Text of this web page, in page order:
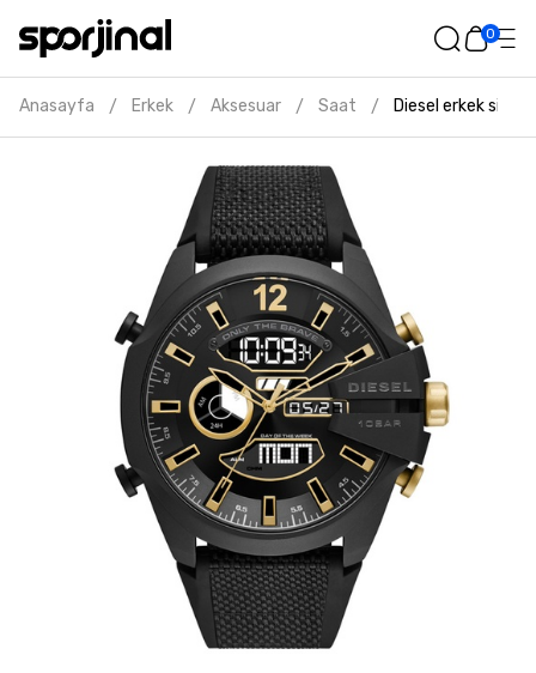
0
Anasayfa / Erkek / Aksesuar / Saat / Diesel erkek